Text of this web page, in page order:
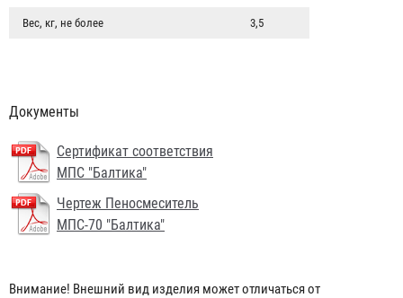
Вес, кг, не более 3,5
Документы
Сертификат соответствия
МПС "Балтика"
Чертеж Пеносмеситель
МПС-70 "Балтика"
Внимание! Внешний вид изделия может отличаться от